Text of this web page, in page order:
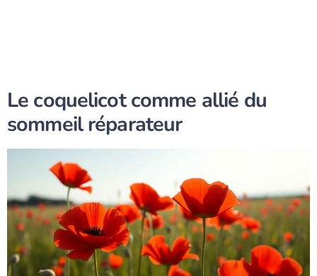
Le coquelicot comme allié du
sommeil réparateur